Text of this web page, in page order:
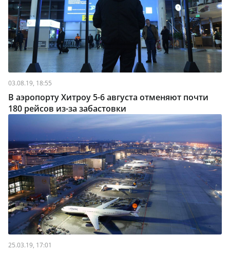
03.08.19, 18:55
В аэропорту Хитроу 5-6 августа отменяют почти
180 рейсов из-за забастовки
25.03.19, 17:01